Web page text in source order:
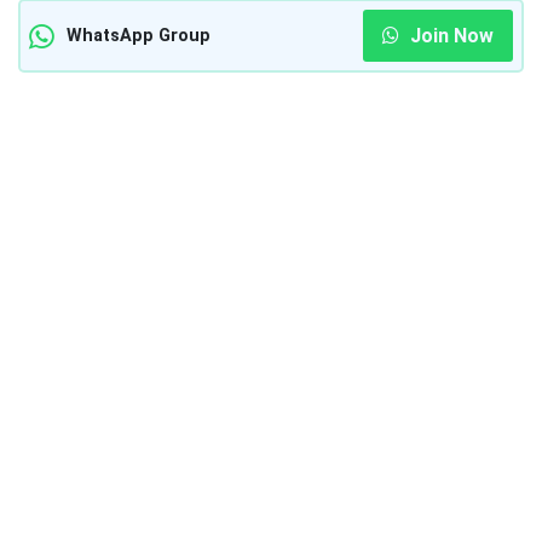
WhatsApp Group Join Now